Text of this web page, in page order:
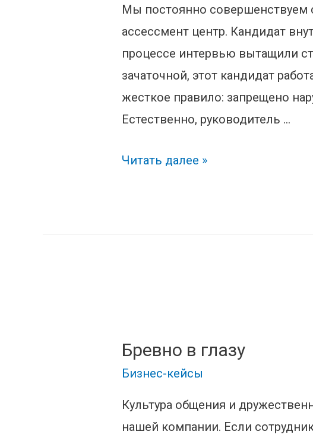
Мы постоянно совершенствуем
ассессмент центр. Кандидат
процессе интервью вытащили
зачаточной, этот кандидат
жесткое правило: запрещено
Естественно, руководитель …
Стокгольмский
Читать далее »
Бревно в глазу
Бизнес-кейсы
Культура общения и
нашей компании. Если